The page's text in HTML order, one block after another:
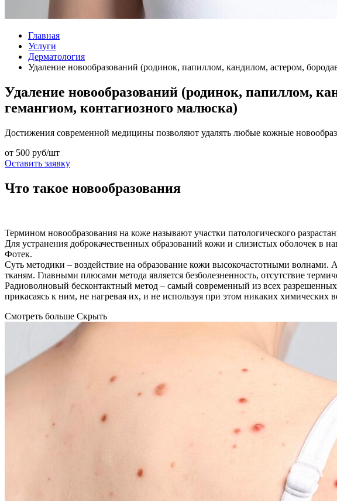
Главная
Услуги
Дерматология
Удаление новообразований (родинок, папиллом, кандилом, астером,
Удаление новообразований (родинок, папиллом,
гемангиом, контагиозного малюска)
Достижения современной медицины позволяют удалять любые кожные
от 500 руб/шт
Оставить заявку
Что такое новообразования
Термином новообразования на коже называют участки патологического
Для устранения доброкачественных образований кожи и слизистых оболочек в
Фотек.
Суть методики – воздействие на образование кожи высокочастотными волнами.
тканям. Главными плюсами метода является безболезненность, отсутствие
Радиоволновый бесконтактный метод – самый современный из всех
прикасаясь к ним, не нагревая их, и не используя при этом никаких химических
Смотреть больше Скрыть